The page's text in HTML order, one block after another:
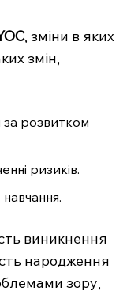
, зміни в яких
змін,
за розвитком
ризиків.
виникнення
народження
зору,